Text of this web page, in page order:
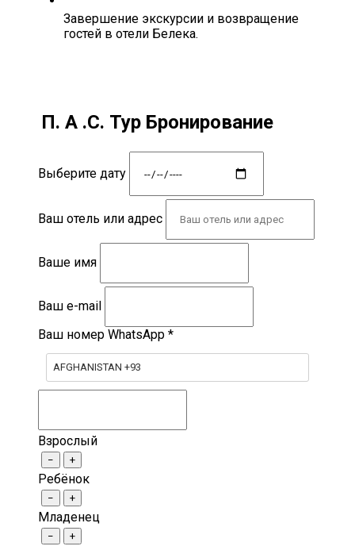
Завершение экскурсии и возвращение
гостей в отели Белека.
П. А .С. Тур Бронирование
Выберите дату
Ваш отель или адрес
Ваше имя
Ваш e-mail
Ваш номер WhatsApp *
AFGHANISTAN +93
Взрослый
− +
Ребёнок
− +
Младенец
− +